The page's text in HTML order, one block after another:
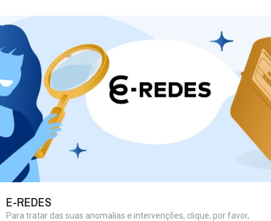
E-REDES
Para tratar das suas anomalias e intervenções, clique, por favor,